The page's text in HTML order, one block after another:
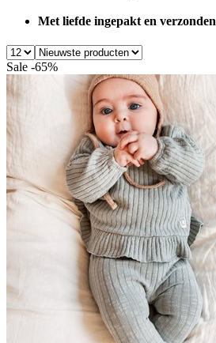
Met liefde ingepakt en verzonden
Sale -65%